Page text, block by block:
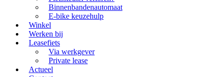
Binnenbandenautomaat
E-bike keuzehulp
Winkel
Werken bij
Leasefiets
Via werkgever
Private lease
Actueel